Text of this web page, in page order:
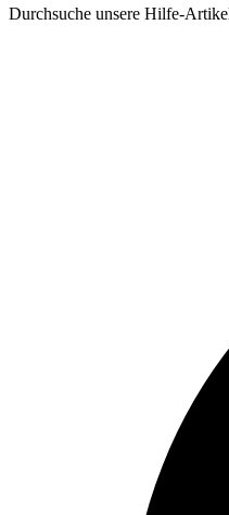
Durchsuche unsere Hilfe-